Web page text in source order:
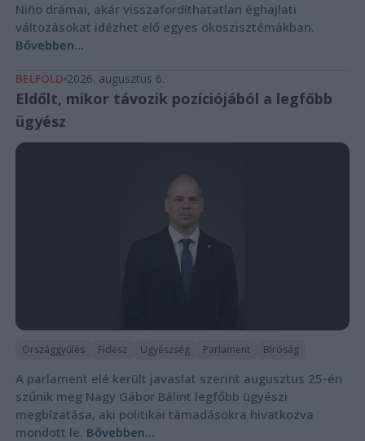
Niño drámai, akár visszafordíthatatlan éghajlati
változásokat idézhet elő egyes ökoszisztémákban.
Bővebben...
BELFÖLD 2026. augusztus 6.
Eldőlt, mikor távozik pozíciójából a legfőbb
ügyész
Országgyűlés Fidesz Ügyészség Parlament Bíróság
A parlament elé került javaslat szerint augusztus 25-én
szűnik meg Nagy Gábor Bálint legfőbb ügyészi
megbízatása, aki politikai támadásokra hivatkozva
mondott le. Bővebben...